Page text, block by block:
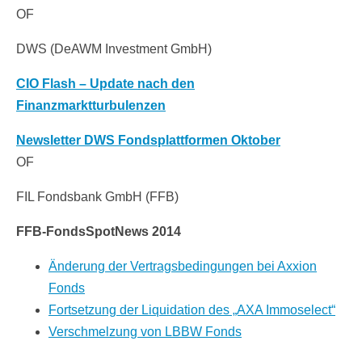
OF
DWS (DeAWM Investment GmbH)
CIO Flash – Update nach den
Finanzmarktturbulenzen
Newsletter DWS Fondsplattformen Oktober
OF
FIL Fondsbank GmbH (FFB)
FFB-FondsSpotNews 2014
Änderung der Vertragsbedingungen bei Axxion
Fonds
Fortsetzung der Liquidation des „AXA Immoselect“
Verschmelzung von LBBW Fonds